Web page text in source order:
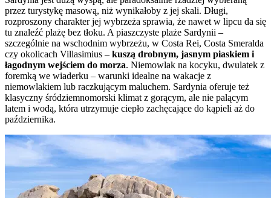
przez turystykę masową, niż wynikałoby z jej skali. Długi,
rozproszony charakter jej wybrzeża sprawia, że nawet w lipcu da się
tu znaleźć plażę bez tłoku. A piaszczyste plaże Sardynii –
szczególnie na wschodnim wybrzeżu, w Costa Rei, Costa Smeralda
czy okolicach Villasimius – kuszą drobnym, jasnym piaskiem i
łagodnym wejściem do morza. Niemowlak na kocyku, dwulatek z
foremką we wiaderku – warunki idealne na wakacje z
niemowlakiem lub raczkującym maluchem. Sardynia oferuje też
klasyczny śródziemnomorski klimat z gorącym, ale nie palącym
latem i wodą, która utrzymuje ciepło zachęcające do kąpieli aż do
października.